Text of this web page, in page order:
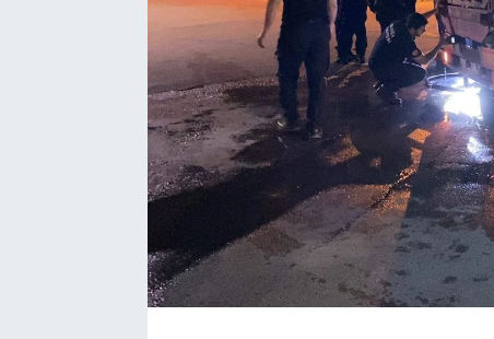
İlçe Haberleri
Kültür & Sanat